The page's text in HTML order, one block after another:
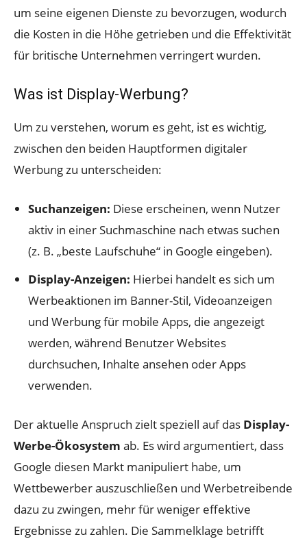
um seine eigenen Dienste zu bevorzugen, wodurch
die Kosten in die Höhe getrieben und die Effektivität
für britische Unternehmen verringert wurden.
Was ist Display-Werbung?
Um zu verstehen, worum es geht, ist es wichtig,
zwischen den beiden Hauptformen digitaler
Werbung zu unterscheiden:
Suchanzeigen: Diese erscheinen, wenn Nutzer
aktiv in einer Suchmaschine nach etwas suchen
(z. B. „beste Laufschuhe“ in Google eingeben).
Display-Anzeigen: Hierbei handelt es sich um
Werbeaktionen im Banner-Stil, Videoanzeigen
und Werbung für mobile Apps, die angezeigt
werden, während Benutzer Websites
durchsuchen, Inhalte ansehen oder Apps
verwenden.
Der aktuelle Anspruch zielt speziell auf das Display-
Werbe-Ökosystem ab. Es wird argumentiert, dass
Google diesen Markt manipuliert habe, um
Wettbewerber auszuschließen und Werbetreibende
dazu zu zwingen, mehr für weniger effektive
Ergebnisse zu zahlen. Die Sammelklage betrifft